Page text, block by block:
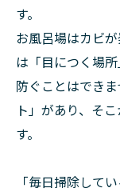
す。
お風呂場はカビ
は「目につく場
防ぐことはでき
ト」があり、そ
す。
「毎日掃除して